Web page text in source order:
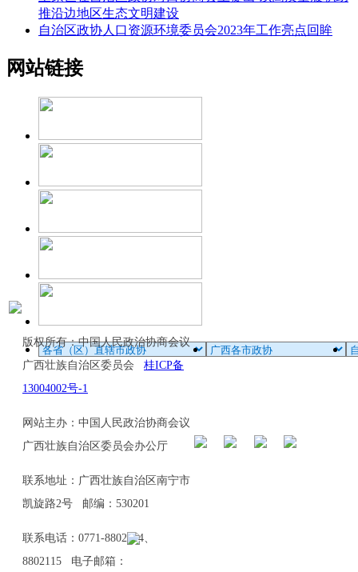
推沿边地区生态文明建设
自治区政协人口资源环境委员会2023年工作亮点回眸
网站链接
版权所有：中国人民政治协商会议
广西壮族自治区委员会 桂ICP备
13004002号-1
网站主办：中国人民政治协商会议
广西壮族自治区委员会办公厅
联系地址：广西壮族自治区南宁市
凯旋路2号 邮编：530201
联系电话：0771-8802114、
8802115 电子邮箱：